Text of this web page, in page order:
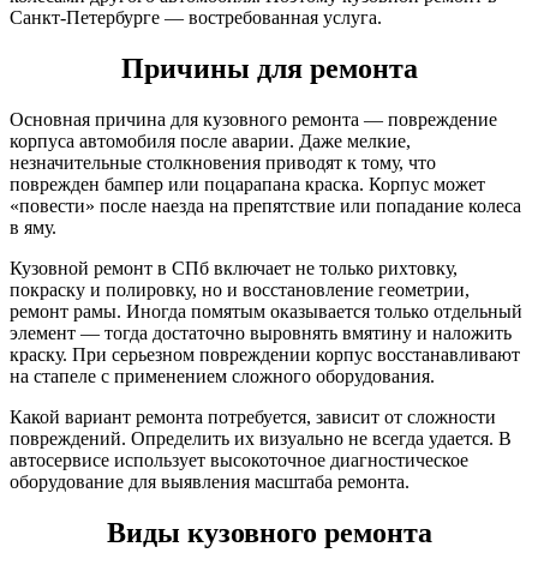
Санкт-Петербурге — востребованная услуга.
Причины для ремонта
Основная причина для кузовного ремонта — повреждение
корпуса автомобиля после аварии. Даже мелкие,
незначительные столкновения приводят к тому, что
поврежден бампер или поцарапана краска. Корпус может
«повести» после наезда на препятствие или попадание колеса
в яму.
Кузовной ремонт в СПб включает не только рихтовку,
покраску и полировку, но и восстановление геометрии,
ремонт рамы. Иногда помятым оказывается только отдельный
элемент — тогда достаточно выровнять вмятину и наложить
краску. При серьезном повреждении корпус восстанавливают
на стапеле с применением сложного оборудования.
Какой вариант ремонта потребуется, зависит от сложности
повреждений. Определить их визуально не всегда удается. В
автосервисе использует высокоточное диагностическое
оборудование для выявления масштаба ремонта.
Виды кузовного ремонта